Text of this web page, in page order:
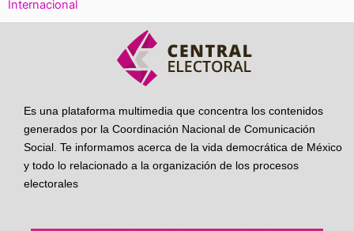
Internacional
Es una plataforma multimedia que concentra los contenidos
generados por la Coordinación Nacional de Comunicación
Social. Te informamos acerca de la vida democrática de México
y todo lo relacionado a la organización de los procesos
electorales